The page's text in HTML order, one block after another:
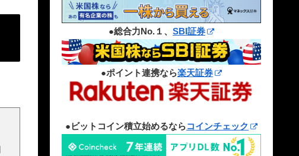
●総合力No.１、 SBI証券
●ポイント連携なら楽天証券
●ビットコイン積立始めるならコインチェック